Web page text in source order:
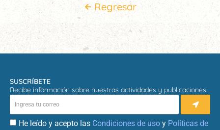
Regresar
SUSCRÍBETE
Recibe información sobre nuestras actividades y publicaciones.
He leído y acepto las Condiciones de uso y Políticas de